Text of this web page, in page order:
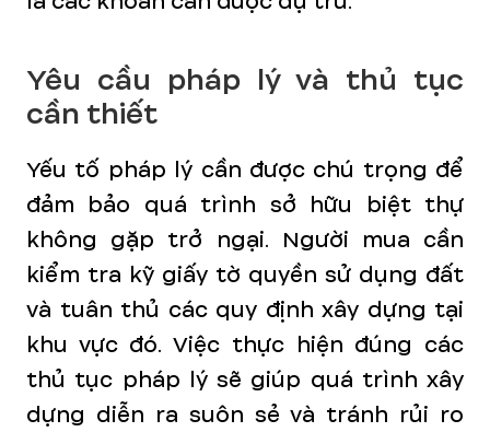
Yêu cầu pháp lý và thủ tục
cần thiết
Yếu tố pháp lý cần được chú trọng để
đảm bảo quá trình sở hữu biệt thự
không gặp trở ngại. Người mua cần
kiểm tra kỹ giấy tờ quyền sử dụng đất
và tuân thủ các quy định xây dựng tại
khu vực đó. Việc thực hiện đúng các
thủ tục pháp lý sẽ giúp quá trình xây
dựng diễn ra suôn sẻ và tránh rủi ro